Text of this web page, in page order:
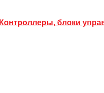
Контроллеры, блоки